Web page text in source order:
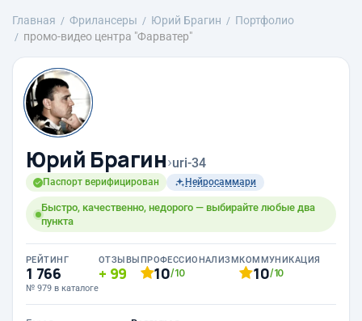
Главная Фрилансеры Юрий Брагин
Портфолио
промо-видео центра "Фарватер"
Юрий Брагин›uri-34
Паспорт верифицирован Нейросаммари
Быстро, качественно, недорого — выбирайте любые два
пункта
РЕЙТИНГ
1 766
№ 979 в каталоге
ОТЗЫВЫ
99
ПРОФЕССИОНАЛИЗМ
10/10
КОММУНИКАЦИЯ
10/10